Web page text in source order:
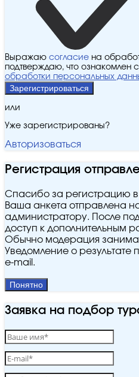
Выражаю согласие на
подтверждаю, что ознакомлен с
обработки персональных
Зарегистрироваться
или
Уже зарегистрированы?
Авторизоваться
Регистрация
Спасибо за регистрацию в
Ваша анкета отправлена
администратору. После
доступ к дополнительным
Обычно модерация
Уведомление о результате
e‑mail.
Понятно
Заявка на подбор